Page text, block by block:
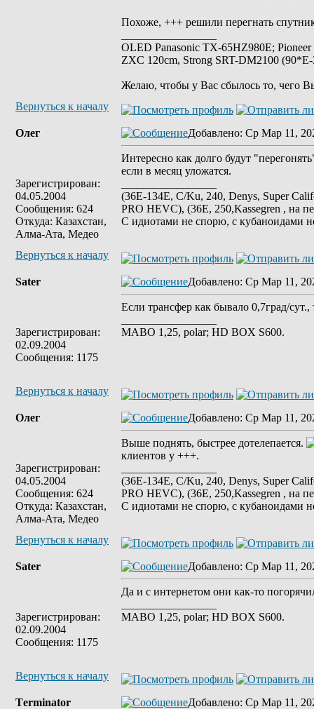
Похоже, +++ решили перегнать
OLED Panasonic TX-65HZ980E;
ZXC 120cm, Strong SRT-DM2100
Желаю, чтобы у Вас сбылось то, чего
Вернуться к началу
Олег
Зарегистрирован:
04.05.2004
Сообщения: 624
Откуда: Казахстан,
Алма-Ата, Медео
Добавлено: Ср Мар 11,
Интересно как долго будут
если в месяц уложатся.
(36E-134E, C/Ku, 240, Denys, Super
PRO HEVC), (36E, 250,Kassegren , на
С идиотами не спорю, с кубаноидами
Вернуться к началу
Sater
Зарегистрирован:
02.09.2004
Сообщения: 1175
Добавлено: Ср Мар 11,
Если трансфер как бывало 0,7град/сут.,
MABO 1,25, polar; HD BOX S600.
Вернуться к началу
Олег
Зарегистрирован:
04.05.2004
Сообщения: 624
Откуда: Казахстан,
Алма-Ата, Медео
Добавлено: Ср Мар 11,
Выше поднять, быстрее дотелепается.
клиентов у +++.
(36E-134E, C/Ku, 240, Denys, Super
PRO HEVC), (36E, 250,Kassegren , на
С идиотами не спорю, с кубаноидами
Вернуться к началу
Sater
Зарегистрирован:
02.09.2004
Сообщения: 1175
Добавлено: Ср Мар 11,
Да и с интернетом они как-то
MABO 1,25, polar; HD BOX S600.
Вернуться к началу
Tеrminatоr Добавлено: Ср Мар 11,